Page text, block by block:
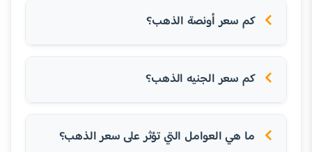
كم سعر أونصة الذهب؟
كم سعر الجنيه الذهب؟
ما هي العوامل التي تؤثر على سعر الذهب؟